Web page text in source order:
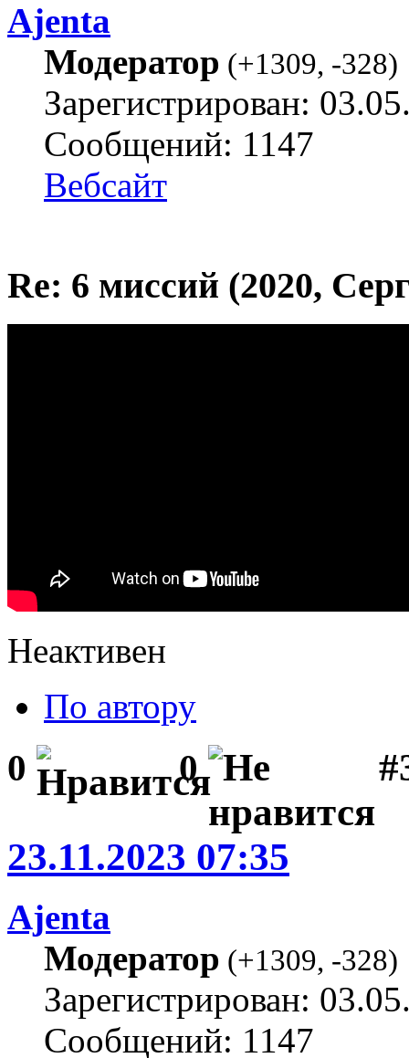
Ajenta
Модератор (+1309, -328)
Зарегистрирован:
Сообщений: 1147
Вебсайт
Re: 6 миссий (2020,
Неактивен
По автору
0 0
23.11.2023 07:35
Ajenta
Модератор (+1309, -328)
Зарегистрирован:
Сообщений: 1147